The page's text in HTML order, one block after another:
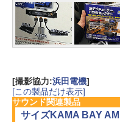
[撮影協力:浜田電機]
[この製品だけ表示]
サウンド関連製品
サイズKAMA BAY